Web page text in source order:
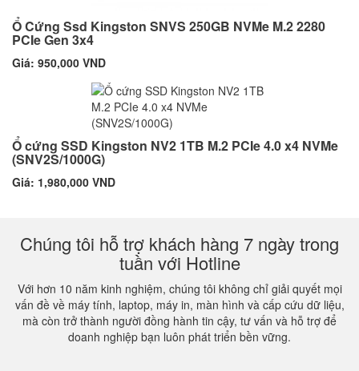
Ổ Cứng Ssd Kingston SNVS 250GB NVMe M.2 2280
PCIe Gen 3x4
Giá: 950,000 VND
Ổ cứng SSD Kingston NV2 1TB M.2 PCIe 4.0 x4 NVMe
(SNV2S/1000G)
Giá: 1,980,000 VND
Chúng tôi hỗ trợ khách hàng 7 ngày trong
tuần với Hotline
Với hơn 10 năm kinh nghiệm, chúng tôi không chỉ giải quyết mọi
vấn đề về máy tính, laptop, máy in, màn hình và cấp cứu dữ liệu,
mà còn trở thành người đồng hành tin cậy, tư vấn và hỗ trợ để
doanh nghiệp bạn luôn phát triển bền vững.